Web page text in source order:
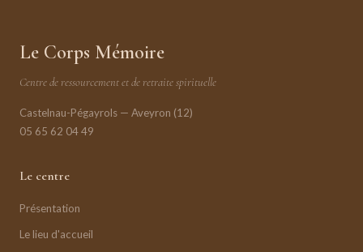
Le Corps Mémoire
Centre de ressourcement et de retraite spirituelle
Castelnau-Pégayrols — Aveyron (12)
05 65 62 04 49
Le centre
Présentation
Le lieu d'accueil